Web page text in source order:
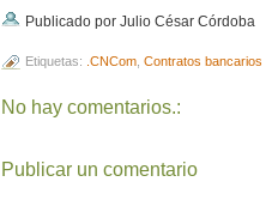
Publicado por Julio César Córdoba
Etiquetas: .CNCom Contratos bancarios
No hay comentarios.:
Publicar un comentario